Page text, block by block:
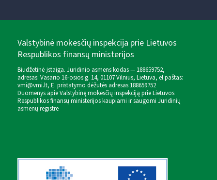
Valstybinė mokesčių inspekcija prie Lietuvos
Respublikos finansų ministerijos
Biudžetinė įstaiga. Juridinio asmens kodas — 188659752,
adresas: Vasario 16-osios g. 14, 01107 Vilnius, Lietuva, el.paštas:
vmi@vmi.lt, E. pristatymo dėžutės adresas 188659752
Duomenys apie Valstybinę mokesčių inspekciją prie Lietuvos
Respublikos finansų ministerijos kaupiami ir saugomi Juridinių
asmenų registre